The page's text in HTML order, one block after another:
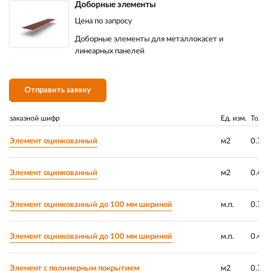
Доборные элементы
Цена по запросу
Доборные элементы для металлокасет и
линеарных панелей
Отправить заявку
заказной шифр Ед. изм.
Элемент оцинкованный м2 0.7
Элемент оцинкованный м2 0.45
Элемент оцинкованный до 100 мм шириной м.п. 0.7
Элемент оцинкованный до 100 мм шириной м.п. 0.45
Элемент с полимерным покрытием м2 0.7